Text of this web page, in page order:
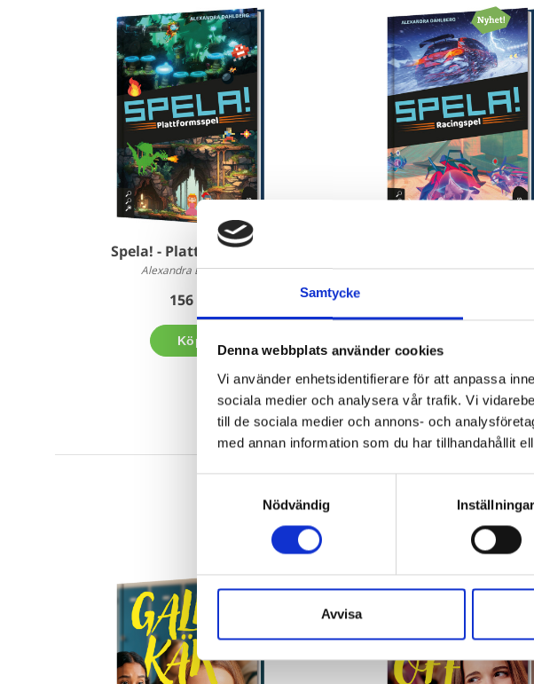
Samtycke
Denna webbplats använder cookies
Vi använder enhetsidentifierare för att anpassa
sociala medier och analysera vår trafik. Vi
till de sociala medier och annons- och
med annan information som du har tillhandahållit
Nödvändig
Inställningar
Avvisa
Spela! - Plattformsspel
Alexandra Dahlberg
156 kr
Köp
Alexandra Dahlberg